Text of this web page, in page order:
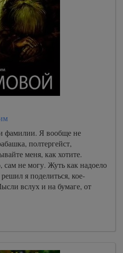
фамилии. Я вообще не
полтергейст,
меня, как хотите.
сам не могу. Жуть как надоело
я поделиться, кое-
вслух и на бумаге, от